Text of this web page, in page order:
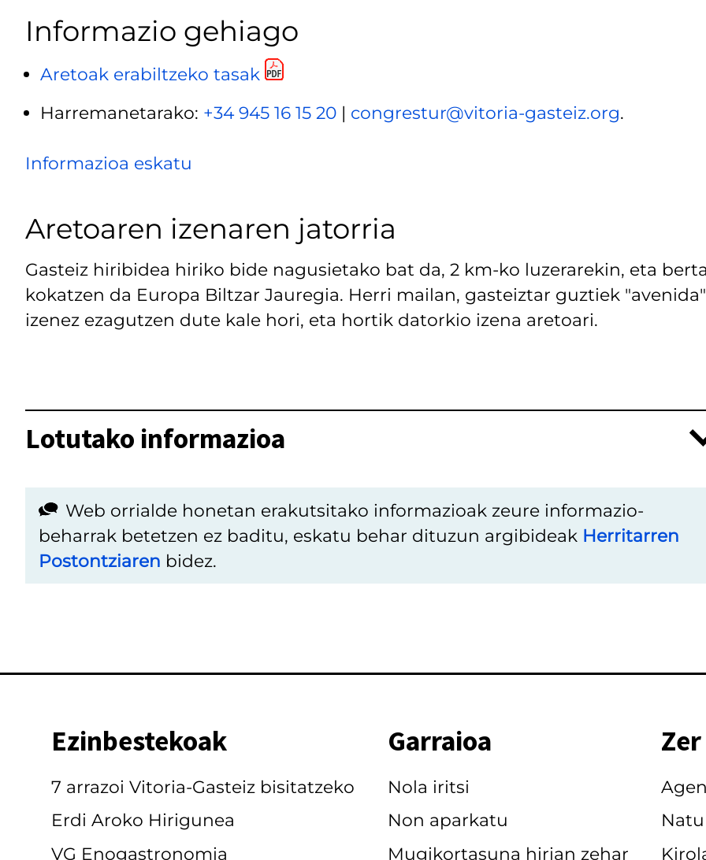
Informazio gehiago
Aretoak erabiltzeko tasak
Harremanetarako: +34 945 16 15 20 | congrestur@vitoria-gasteiz.org.
Informazioa eskatu
Aretoaren izenaren jatorria
Gasteiz hiribidea hiriko bide nagusietako bat da, 2 km-ko luzerarekin, eta
kokatzen da Europa Biltzar Jauregia. Herri mailan, gasteiztar guztiek "avenida"
izenez ezagutzen dute kale hori, eta hortik datorkio izena aretoari.
Lotutako informazioa
Web orrialde honetan erakutsitako informazioak zeure informazio-
beharrak betetzen ez baditu, eskatu behar dituzun argibideak Herritarren
Postontziaren bidez.
Ezinbestekoak
7 arrazoi Vitoria-Gasteiz bisitatzeko
Erdi Aroko Hirigunea
VG Enogastronomia
Garraioa
Nola iritsi
Non aparkatu
Mugikortasuna hirian zehar